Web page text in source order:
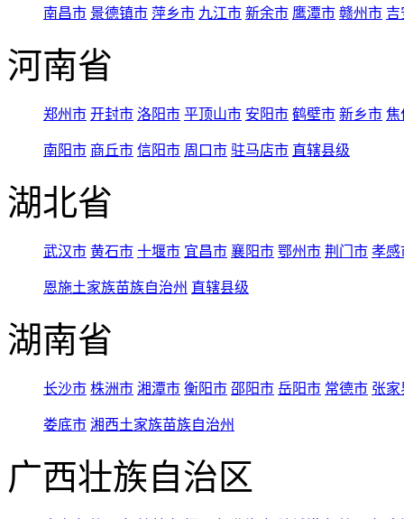
南昌市 景德镇市 萍乡市 九江市 新余市 鹰潭市 赣州市 吉
河南省
郑州市 开封市 洛阳市 平顶山市 安阳市 鹤壁市 新乡市 焦
南阳市 商丘市 信阳市 周口市 驻马店市 直辖县级
湖北省
武汉市 黄石市 十堰市 宜昌市 襄阳市 鄂州市 荆门市 孝感
恩施土家族苗族自治州 直辖县级
湖南省
长沙市 株洲市 湘潭市 衡阳市 邵阳市 岳阳市 常德市 张家
娄底市 湘西土家族苗族自治州
广西壮族自治区